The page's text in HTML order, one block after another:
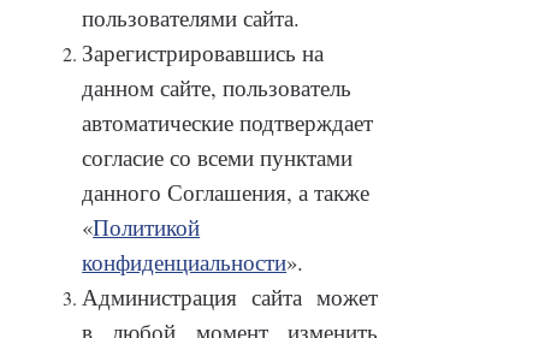
пользователями сайта.
Зарегистрировавшись на
данном сайте, пользователь
автоматические подтверждает
согласие со всеми пунктами
данного Соглашения, а также
«Политикой
конфиденциальности».
Администрация сайта может
в любой момент изменить